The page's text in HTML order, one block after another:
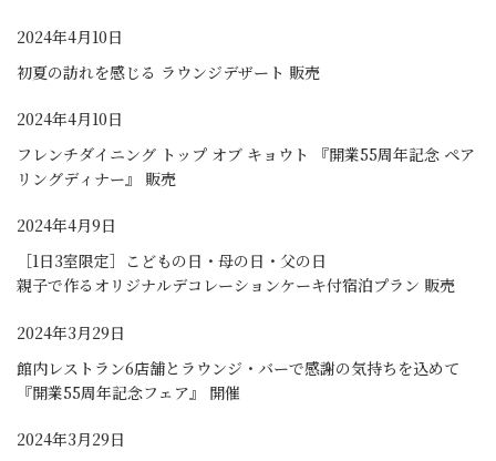
2024年4月10日
初夏の訪れを感じる ラウンジデザート 販売
2024年4月10日
フレンチダイニング トップ オブ キョウト 『開業55周年記念 ペア
リングディナー』 販売
2024年4月9日
［1日3室限定］こどもの日・母の日・父の日
親子で作るオリジナルデコレーションケーキ付宿泊プラン 販売
2024年3月29日
館内レストラン6店舗とラウンジ・バーで感謝の気持ちを込めて
『開業55周年記念フェア』 開催
2024年3月29日